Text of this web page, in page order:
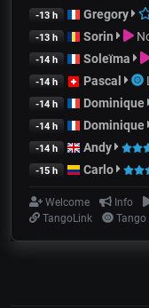
-13 h Gregory
-13 h Sorin
-14 h Soleïma
-14 h Pascal
-14 h Dominique
-14 h Dominique
-14 h Andy
-15 h Carlo
Welcome Info
TangoLink
Tango